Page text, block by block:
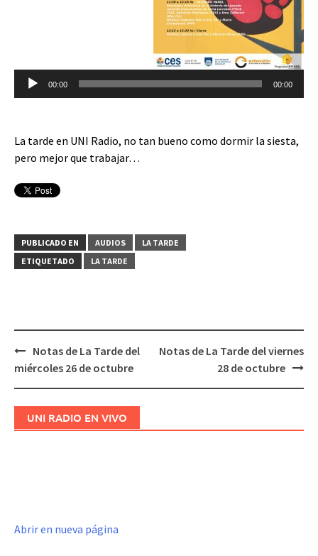
00:00 00:00
La tarde en UNI Radio, no tan bueno como dormir la siesta,
pero mejor que trabajar…
PUBLICADO EN AUDIOS
LA TARDE
ETIQUETADO
LA TARDE
Navegación
Notas de La Tarde del
miércoles 26 de octubre
Notas de La Tarde del viernes
28 de octubre
UNI RADIO EN VIVO
Abrir en nueva página